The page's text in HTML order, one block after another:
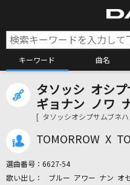
キーワード 曲名
カラ
カラオ
カラオ
タソッシ オシ
ギョナン ノワ
[ タソッシオシプサムブネ
TOMORROW X
選曲番号： 6627-54
ブルー アワー ナン オ